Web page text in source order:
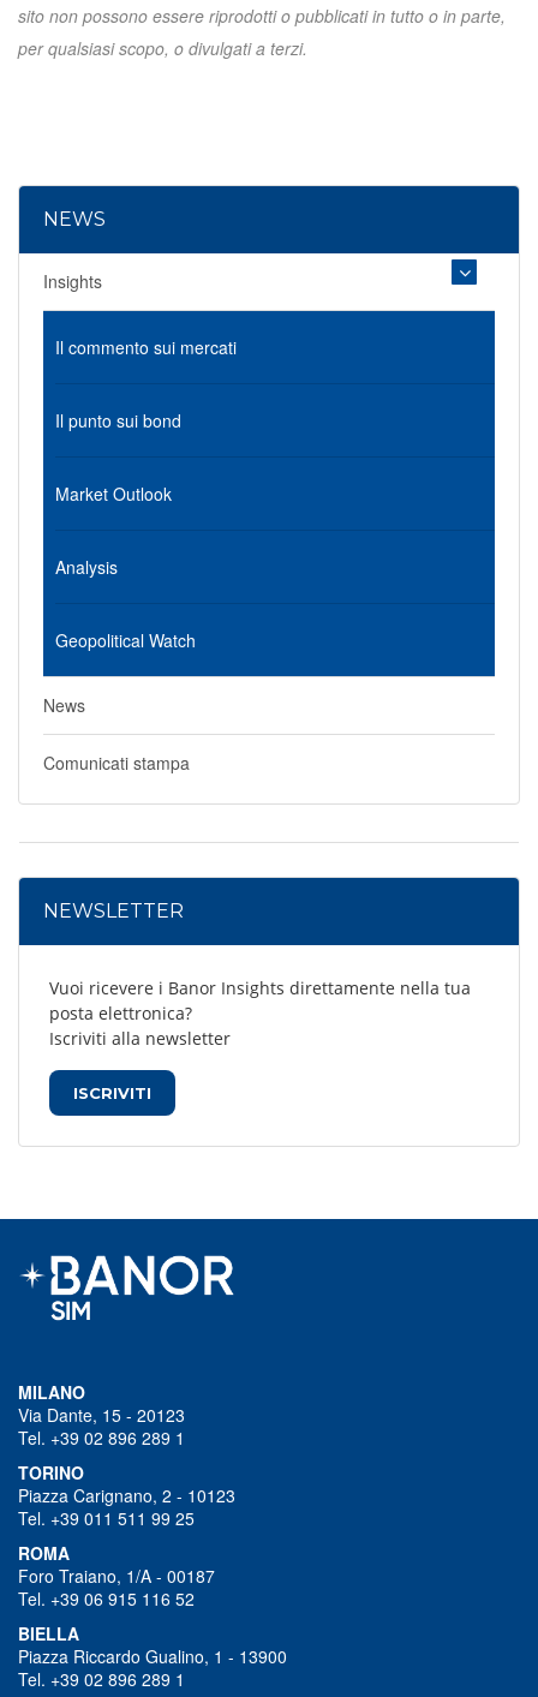
sito non possono essere riprodotti o pubblicati in tutto o in parte,
per qualsiasi scopo, o divulgati a terzi.
NEWS
Insights
Il commento sui mercati
Il punto sui bond
Market Outlook
Analysis
Geopolitical Watch
News
Comunicati stampa
NEWSLETTER
Vuoi ricevere i Banor Insights direttamente nella tua
posta elettronica?
Iscriviti alla newsletter
ISCRIVITI
MILANO
Via Dante, 15 - 20123
Tel. +39 02 896 289 1
TORINO
Piazza Carignano, 2 - 10123
Tel. +39 011 511 99 25
ROMA
Foro Traiano, 1/A - 00187
Tel. +39 06 915 116 52
BIELLA
Piazza Riccardo Gualino, 1 - 13900
Tel. +39 02 896 289 1